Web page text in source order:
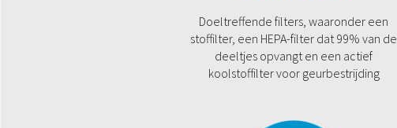
Doeltreffende filters, waaronder een
stoffilter, een HEPA-filter dat 99% van de
deeltjes opvangt en een actief
koolstoffilter voor geurbestrijding